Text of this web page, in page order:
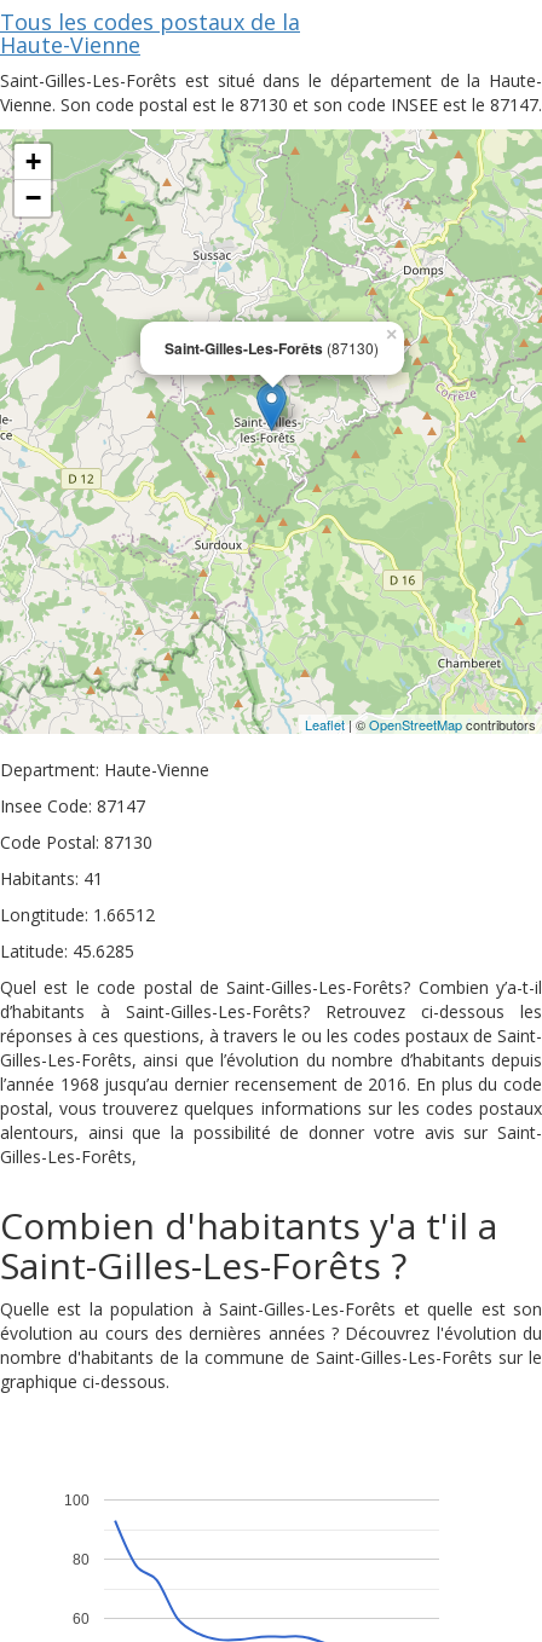
Tous les codes postaux de la
Haute-Vienne
Saint-Gilles-Les-Forêts est situé dans le département de la Haute-
Vienne. Son code postal est le 87130 et son code INSEE est le 87147.
Saint-Gilles-Les-Forêts (87130)
×
+
−
Leaflet| ©OpenStreetMapcontributors
Department: Haute-Vienne
Insee Code: 87147
Code Postal: 87130
Habitants: 41
Longtitude: 1.66512
Latitude: 45.6285
Quel est le code postal de Saint-Gilles-Les-Forêts? Combien y’a-t-il
d’habitants à Saint-Gilles-Les-Forêts? Retrouvez ci-dessous les
réponses à ces questions, à travers le ou les codes postaux de Saint-
Gilles-Les-Forêts, ainsi que l’évolution du nombre d’habitants depuis
l’année 1968 jusqu’au dernier recensement de 2016. En plus du code
postal, vous trouverez quelques informations sur les codes postaux
alentours, ainsi que la possibilité de donner votre avis sur Saint-
Gilles-Les-Forêts,
Combien d'habitants y'a t'il a
Saint-Gilles-Les-Forêts ?
Quelle est la population à Saint-Gilles-Les-Forêts et quelle est son
évolution au cours des dernières années ? Découvrez l'évolution du
nombre d'habitants de la commune de Saint-Gilles-Les-Forêts sur le
graphique ci-dessous.
60
80
100